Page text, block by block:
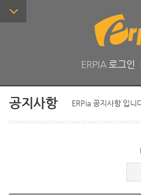
ERPIA 로그인
공지사항 ERPia 공지사항 입니